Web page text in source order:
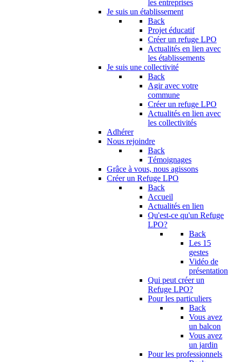
les entreprises
Je suis un établissement
Back
Projet éducatif
Créer un refuge LPO
Actualités en lien avec
les établissements
Je suis une collectivité
Back
Agir avec votre
commune
Créer un refuge LPO
Actualités en lien avec
les collectivités
Adhérer
Nous rejoindre
Back
Témoignages
Grâce à vous, nous agissons
Créer un Refuge LPO
Back
Accueil
Actualités en lien
Qu'est-ce qu'un Refuge
LPO?
Back
Les 15
gestes
Vidéo de
présentation
Qui peut créer un
Refuge LPO?
Pour les particuliers
Back
Vous avez
un balcon
Vous avez
un jardin
Pour les professionnels